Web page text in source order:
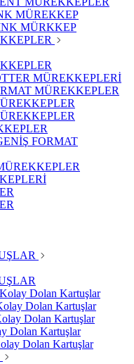
MÜREKKEP
MÜRKKEP
MÜREKKEPLERİ
MÜREKKEPLER
FORMAT
Dolan Kartuşlar
Dolan Kartuşlar
Dolan Kartuşlar
Dolan Kartuşlar
Dolan Kartuşlar